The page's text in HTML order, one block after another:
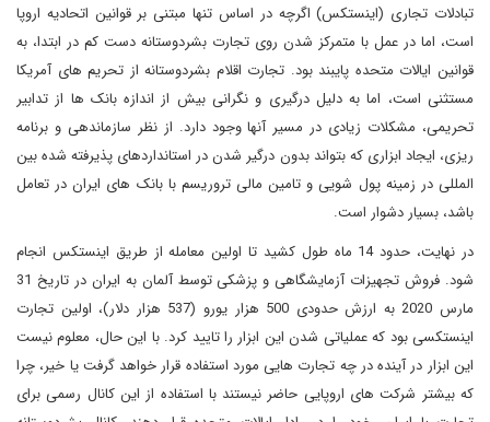
تبادلات تجاری (اینستکس) اگرچه در اساس تنها مبتنی بر قوانین اتحادیه اروپا
است، اما در عمل با متمرکز شدن روی تجارت بشردوستانه دست کم در ابتدا، به
قوانین ایالات متحده پایبند بود. تجارت اقلام بشردوستانه از تحریم های آمریکا
مستثنی است، اما به دلیل درگیری و نگرانی بیش از اندازه بانک ها از تدابیر
تحریمی، مشکلات زیادی در مسیر آنها وجود دارد. از نظر سازماندهی و برنامه
ریزی، ایجاد ابزاری که بتواند بدون درگیر شدن در استانداردهای پذیرفته شده بین
المللی در زمینه پول شویی و تامین مالی تروریسم با بانک های ایران در تعامل
باشد، بسیار دشوار است.
در نهایت، حدود 14 ماه طول کشید تا اولین معامله از طریق اینستکس انجام
شود. فروش تجهیزات آزمایشگاهی و پزشکی توسط آلمان به ایران در تاریخ 31
مارس 2020 به ارزش حدودی 500 هزار یورو (537 هزار دلار)، اولین تجارت
اینستکسی بود که عملیاتی شدن این ابزار را تایید کرد. با این حال، معلوم نیست
این ابزار در آینده در چه تجارت هایی مورد استفاده قرار خواهد گرفت یا خیر، چرا
که بیشتر شرکت های اروپایی حاضر نیستند با استفاده از این کانال رسمی برای